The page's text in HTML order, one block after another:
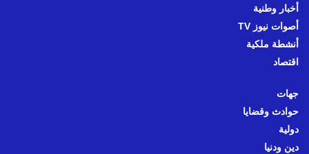
أخبار وطنية
أصوات نيوز TV
أنشطة ملكية
اقتصاد
جهات
حوادث وقضايا
دولية
دين ودنيا